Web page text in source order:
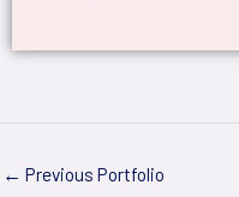
← Previous Portfolio